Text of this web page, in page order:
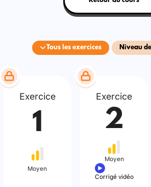
Tous les exercices Niveau
Exercice
1
Moyen
Exercice
2
Moyen
Corrigé vidéo